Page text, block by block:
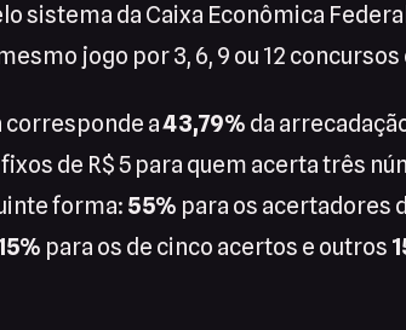
sistema da Caixa Econômica
jogo por 3, 6, 9 ou 12
corresponde a43,79% da
de R$ 5 para quem acerta três
forma: 55% para os acertadores
para os de cinco acertos e outros